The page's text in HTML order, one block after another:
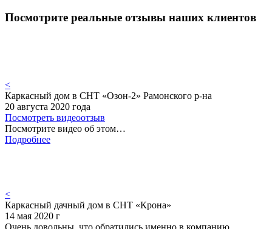
Посмотрите реальные отзывы наших клиентов
<
Каркасный дом в СНТ «Озон-2» Рамонского р-на
20 августа 2020 года
Посмотреть видеоотзыв
Посмотрите видео об этом…
Подробнее
<
Каркасный дачный дом в СНТ «Крона»
14 мая 2020 г
Очень довольны, что обратились именно в компанию